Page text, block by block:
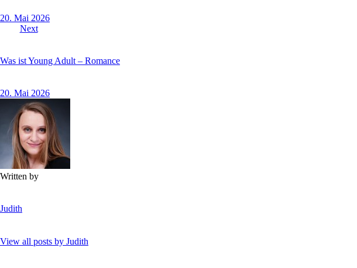
20. Mai 2026
Next
Was ist Young Adult – Romance
20. Mai 2026
Written by
Judith
View all posts by Judith